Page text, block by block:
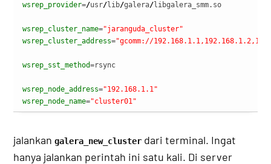
wsrep_provider=/usr/lib/galera/libgalera_smm.so
wsrep_cluster_name="jaranguda_cluster"
wsrep_cluster_address="gcomm://
wsrep_sst_method=rsync
wsrep_node_address="192.168.1.1"
wsrep_node_name="cluster01"
jalankangalera_new_cluster dari terminal. Ingat
hanya jalankan perintah ini satu kali. Di server